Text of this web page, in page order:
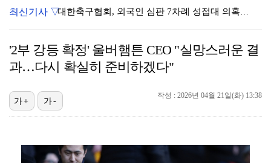
대한축구협회, 외국인 심판 7차례 성접대 의혹…이 기간…
3승 사냥 시동 건 서교림 "샷·퍼트 만족스러워…좋은 …
박지훈, 9월 잠실실내체육관서 앙코르 콘서트 개최
폭로자 "황정민, 본인 말에 책임져야…내가 사생활에 초…
최신기사 ▽
'2부 강등 확정' 울버햄튼 CEO "실망스러운 결
과…다시 확실히 준비하겠다"
작성 : 2026년 04월 21일(화) 13:38
가+ 가-